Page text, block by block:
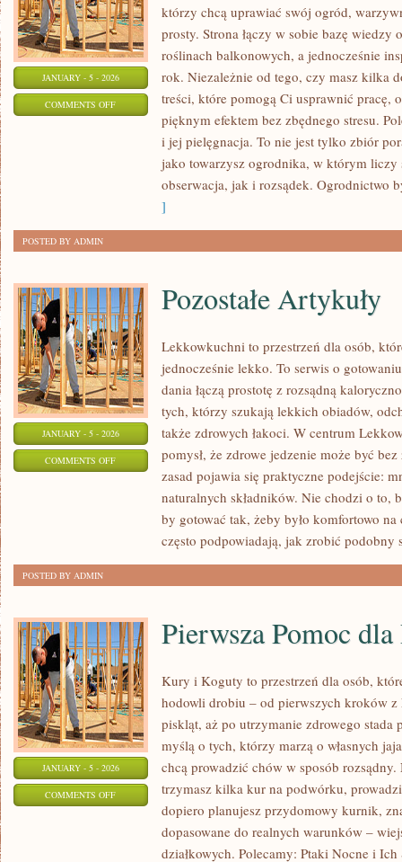
JANUARY - 5 - 2026
COMMENTS OFFON
którzy chcą uprawiać swój ogród,
prosty. Strona łączy w sobie bazę
roślinach balkonowych, a jednocześnie
rok. Niezależnie od tego, czy masz kilka
treści, które pomogą Ci usprawnić pracę,
pięknym efektem bez zbędnego stresu.
i jej pielęgnacja. To nie jest tylko zbiór
jako towarzysz ogrodnika, w którym liczy
obserwacja, jak i rozsądek. Ogrodnictwo
]
POSTED BY ADMIN
JANUARY - 5 - 2026
COMMENTS OFFON
POZOSTAŁE
ARTYKUŁY
Pozostałe Artykuły
Lekkowkuchni to przestrzeń dla osób,
jednocześnie lekko. To serwis o
dania łączą prostotę z rozsądną
tych, którzy szukają lekkich obiadów,
także zdrowych łakoci. W centrum
pomysł, że zdrowe jedzenie może być
zasad pojawia się praktyczne podejście:
naturalnych składników. Nie chodzi o to,
by gotować tak, żeby było komfortowo
często podpowiadają, jak zrobić podobny
POSTED BY ADMIN
JANUARY - 5 - 2026
COMMENTS OFFON
Pierwsza Pomoc
Kury i Koguty to przestrzeń dla osób,
hodowli drobiu – od pierwszych kroków
piskląt, aż po utrzymanie zdrowego stada
myślą o tych, którzy marzą o własnych
chcą prowadzić chów w sposób
trzymasz kilka kur na podwórku,
dopiero planujesz przydomowy kurnik,
dopasowane do realnych warunków –
działkowych. Polecamy: Ptaki Nocne i